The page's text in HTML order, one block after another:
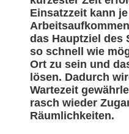
Einsatzzeit kann
das Hauptziel des
so schnell wie
Ort zu sein und
lösen. Dadurch
Wartezeit
rasch wieder
Räumlichkeiten.